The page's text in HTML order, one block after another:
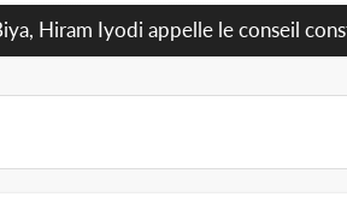
RDA, Lessiehi bannit les